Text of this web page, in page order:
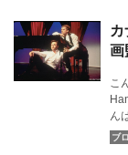
画
こ
ん
カ